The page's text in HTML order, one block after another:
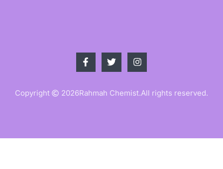
Copyright 2026Rahmah Chemist.All rights reserved.